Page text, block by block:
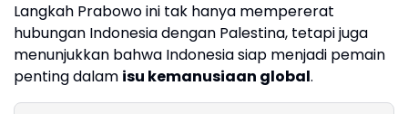
Langkah Prabowo ini tak hanya mempererat
hubungan Indonesia dengan Palestina, tetapi juga
menunjukkan bahwa Indonesia siap menjadi pemain
penting dalam isu kemanusiaan global.